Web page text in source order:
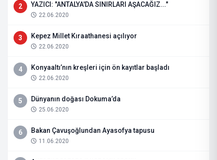
2 YAZICI: "ANTALYA'DA SINIRLARI AŞACAĞIZ..."
22.06.2020
3 Kepez Millet Kıraathanesi açılıyor
22.06.2020
4 Konyaaltı’nın kreşleri için ön kayıtlar başladı
22.06.2020
5 Dünyanın doğası Dokuma’da
25.06.2020
6 Bakan Çavuşoğlundan Ayasofya tapusu
11.06.2020